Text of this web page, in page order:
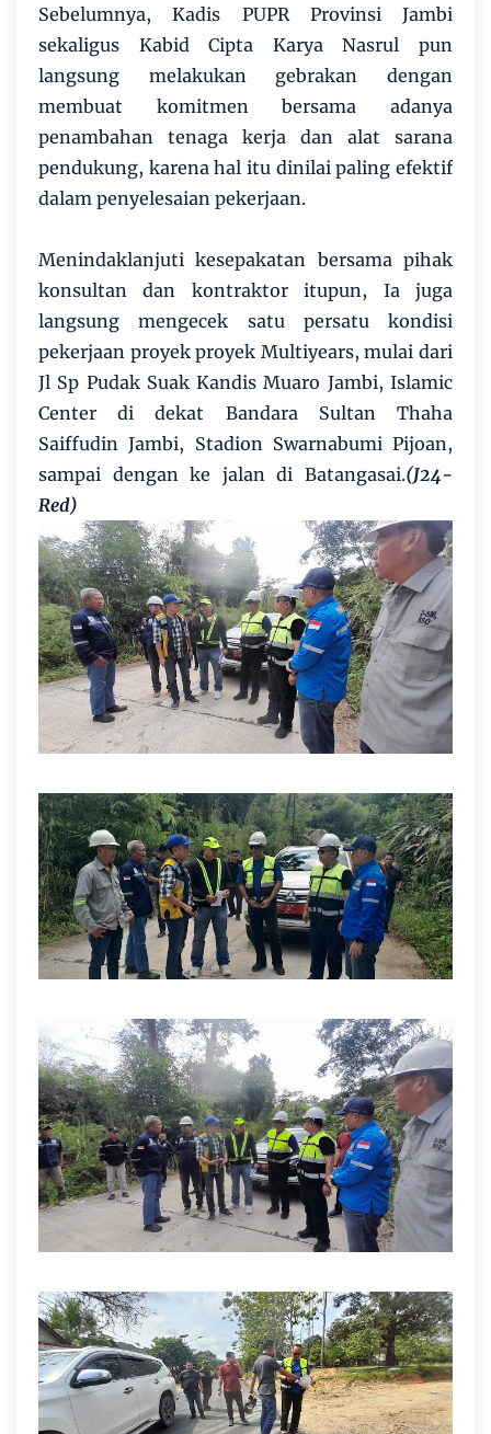
Sebelumnya, Kadis PUPR Provinsi Jambi
sekaligus Kabid Cipta Karya Nasrul pun
langsung melakukan gebrakan dengan
membuat komitmen bersama adanya
penambahan tenaga kerja dan alat sarana
pendukung, karena hal itu dinilai paling efektif
dalam penyelesaian pekerjaan.
Menindaklanjuti kesepakatan bersama pihak
konsultan dan kontraktor itupun, Ia juga
langsung mengecek satu persatu kondisi
pekerjaan proyek proyek Multiyears, mulai dari
Jl Sp Pudak Suak Kandis Muaro Jambi, Islamic
Center di dekat Bandara Sultan Thaha
Saiffudin Jambi, Stadion Swarnabumi Pijoan,
sampai dengan ke jalan di Batangasai.(J24-
Red)